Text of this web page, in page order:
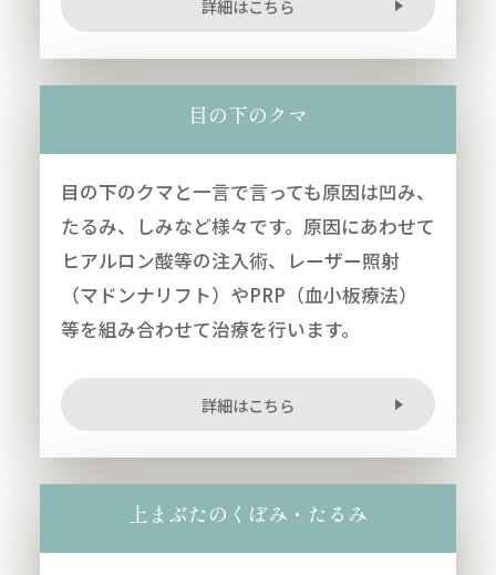
詳細はこちら
目の下のクマ
目の下のクマと一言で言っても原因は凹み、
たるみ、しみなど様々です。原因にあわせて
ヒアルロン酸等の注入術、レーザー照射
（マドンナリフト）やPRP（血小板療法）
等を組み合わせて治療を行います。
詳細はこちら
上まぶたのくぼみ・たるみ